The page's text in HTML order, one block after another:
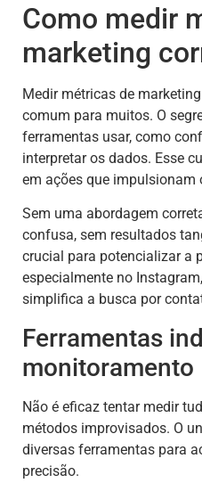
Como medir
marketing
Medir métricas de
comum para muitos. O
ferramentas usar, como
interpretar os dados. Esse
em ações que impulsionam
Sem uma abordagem
confusa, sem resultados
crucial para potencializar a
especialmente no
simplifica a busca por
Ferramentas
monitoramento
Não é eficaz tentar medir
métodos improvisados. O
diversas ferramentas para
precisão.